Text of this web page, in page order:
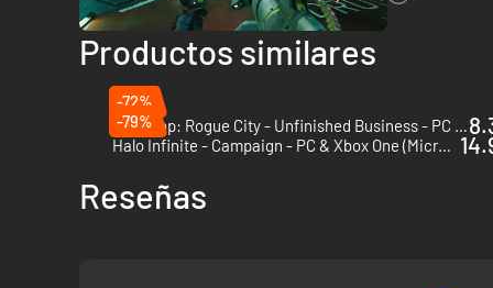
Productos similares
-72%
RoboCop: Rogue City - Unfinished Business - PC (Steam)
-79%
Halo Infinite - Campaign - PC & Xbox One (Microsoft Store)
Reseñas